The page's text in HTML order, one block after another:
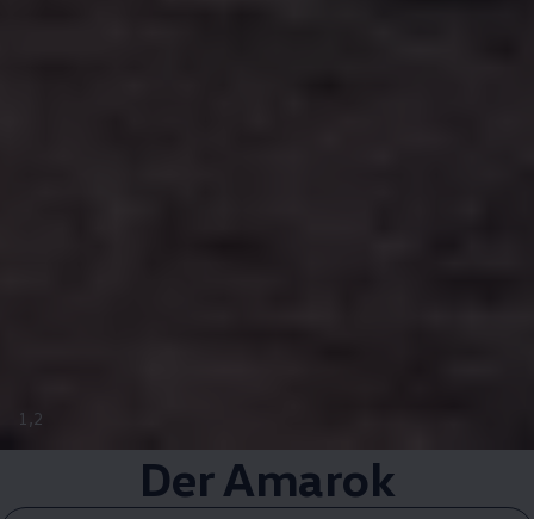
1 ,2
DerAmarok